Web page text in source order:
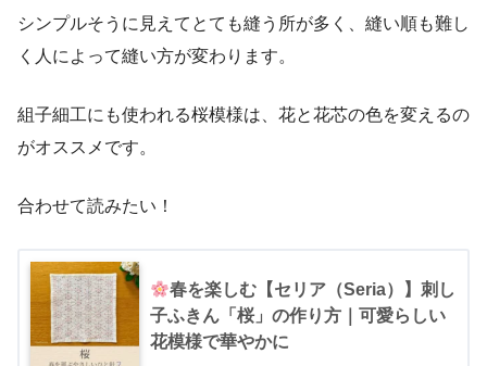
シンプルそうに見えてとても縫う所が多く、縫い順も難し
く人によって縫い方が変わります。
組子細工にも使われる桜模様は、花と花芯の色を変えるの
がオススメです。
合わせて読みたい！
春を楽しむ【セリア（Seria）】刺し
子ふきん「桜」の作り方｜可愛らしい
花模様で華やかに